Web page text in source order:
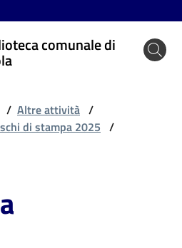
comunale di
/ Altre attività /
di stampa 2025 /